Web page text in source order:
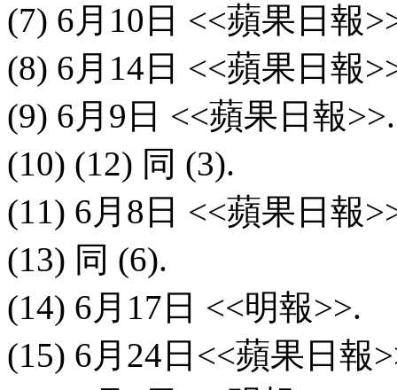
(7) 6月 10 日 <<蘋果日報
(8) 6月 14 日 <<蘋果日報
(9) 6月 9 日 <<蘋果日報>>.
(10) (12) 同 (3).
(11) 6月 8 日 <<蘋果日報
(13) 同 (6).
(14) 6月 17 日 <<明報>>.
(15) 6月 24 日 <<蘋果日報